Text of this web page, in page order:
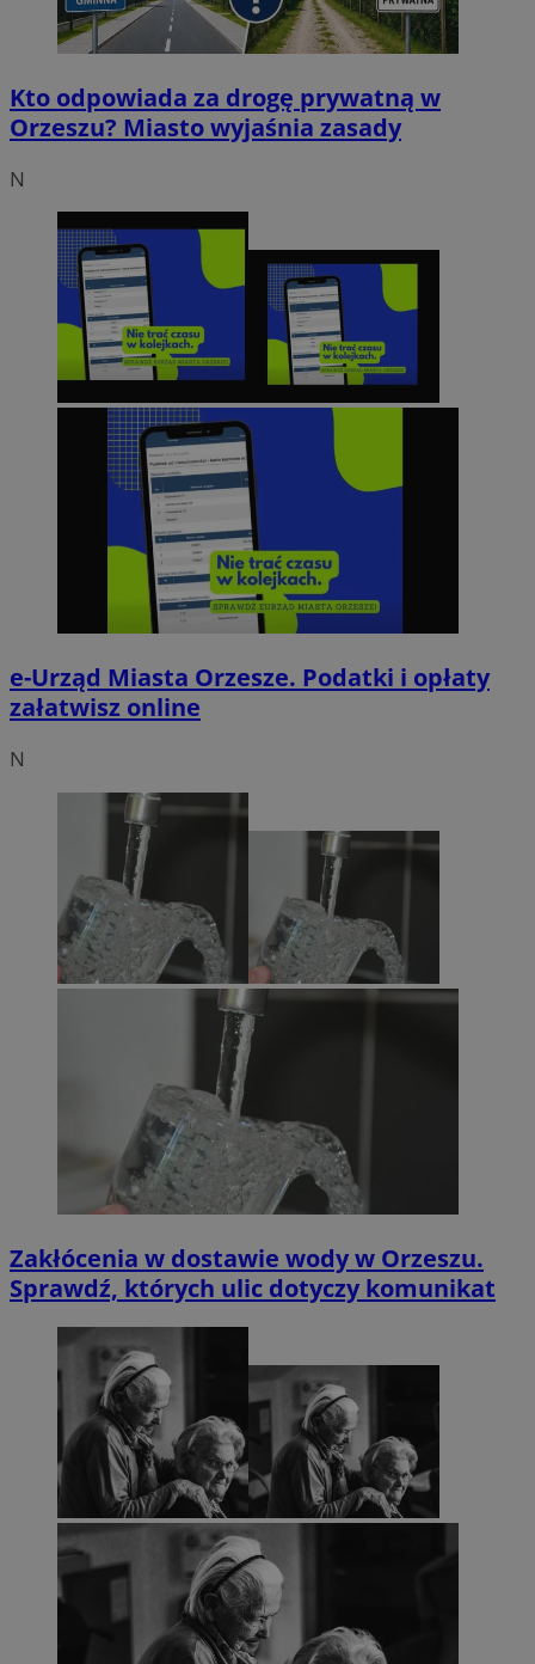
Kto odpowiada za drogę prywatną w
Orzeszu? Miasto wyjaśnia zasady
N
e-Urząd Miasta Orzesze. Podatki i opłaty
załatwisz online
N
Zakłócenia w dostawie wody w Orzeszu.
Sprawdź, których ulic dotyczy komunikat